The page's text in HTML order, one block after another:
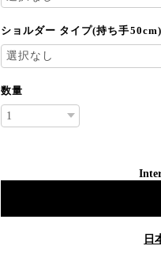
ショルダー タイプ(持ち手50cm)
数量
日